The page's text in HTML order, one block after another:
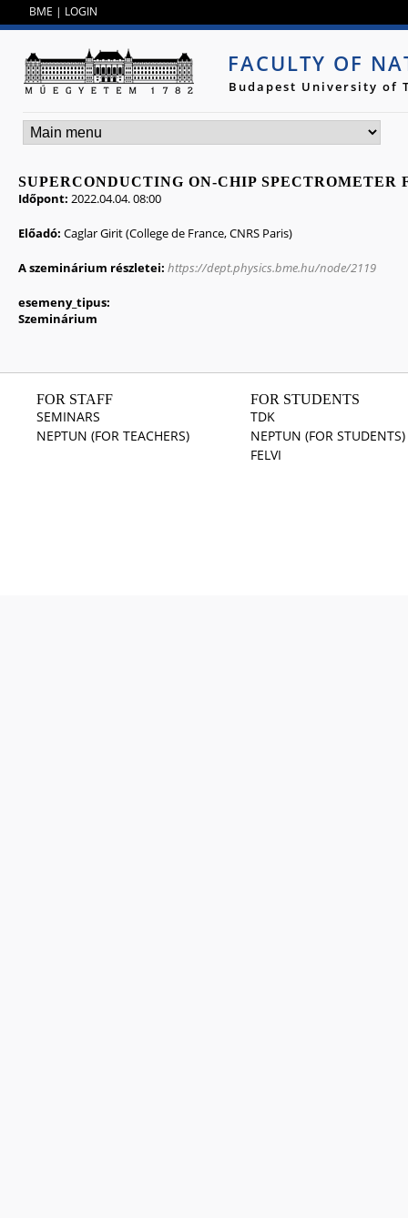
BME | LOGIN
FACULTY OF
Budapest University of
SUPERCONDUCTING ON-CHIP SPECTROMETER
Időpont: 2022.04.04. 08:00
Előadó: Caglar Girit (College de France, CNRS Paris)
A szeminárium részletei: https://dept.physics.bme.hu/node/2119
esemeny_tipus:
Szeminárium
FOR STAFF
SEMINARS
NEPTUN (FOR TEACHERS)
FOR STUDENTS
TDK
NEPTUN (FOR STUDENTS)
FELVI